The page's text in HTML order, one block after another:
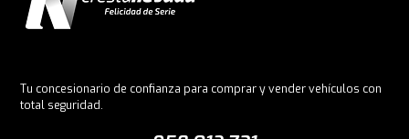
Tu concesionario de confianza para comprar y vender vehículos con
total seguridad.